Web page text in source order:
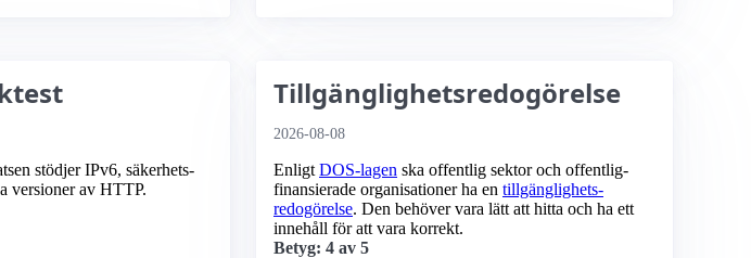
stödjer IPv6, säkerhets­
versioner av HTTP.
Tillgänglighetsredogörelse
2026-08-08
Enligt DOS-lagen ska offentlig sektor och offentlig­
finansierade organisationer ha en tillgänglighets­
redogörelse. Den behöver vara lätt att hitta och ha ett
innehåll för att vara korrekt.
Betyg: 4 av 5